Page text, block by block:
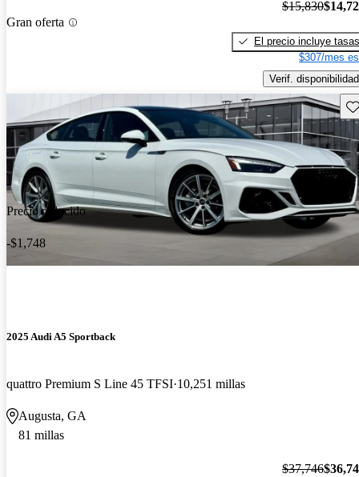
Gran oferta
$15,830
El precio incluye tasas
$307/mes
Verif. disponibilidad
Precio reducido
-$1,748
2025 Audi A5 Sportback
quattro Premium S Line 45 TFSI 10,251 millas
Augusta, GA
81 millas
$37,746